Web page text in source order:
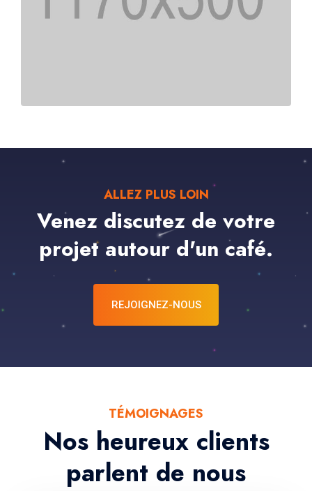
ALLEZ PLUS LOIN
Venez discutez de votre
projet autour d'un café.
REJOIGNEZ-NOUS
TÉMOIGNAGES
Nos heureux clients
parlent de nous